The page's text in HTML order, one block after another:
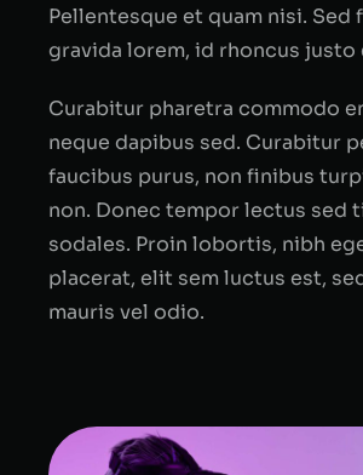
Pellentesque et quam nisi. Sed
gravida lorem, id rhoncus justo
Curabitur pharetra commodo
neque dapibus sed. Curabitur
faucibus purus, non finibus
non. Donec tempor lectus sed
sodales. Proin lobortis, nibh
placerat, elit sem luctus est,
mauris vel odio.